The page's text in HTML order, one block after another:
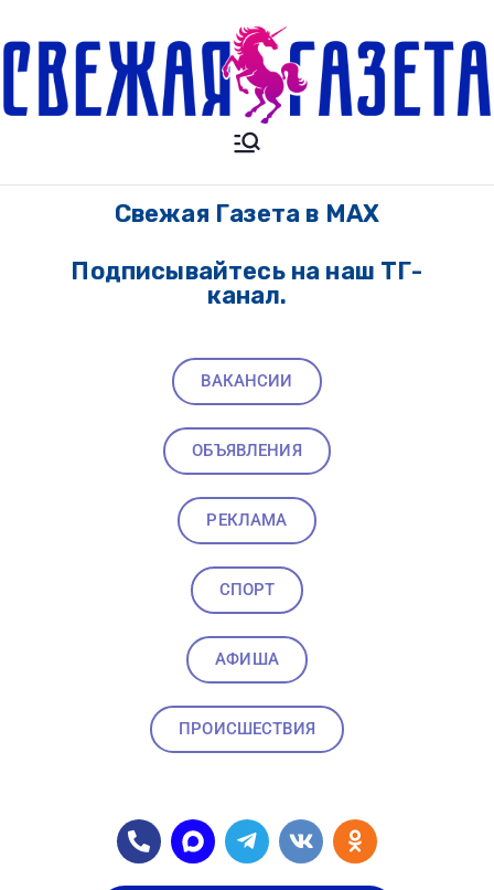
Газета
Кулебаки. Навашино,
Свежая Газета в MAX
Подписывайтесь на наш ТГ-
канал.
ВАКАНСИИ
ОБЪЯВЛЕНИЯ
РЕКЛАМА
СПОРТ
АФИША
ПРОИСШЕСТВИЯ